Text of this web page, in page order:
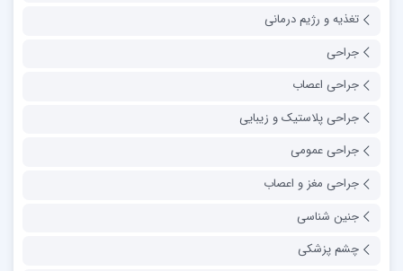
تغذیه و رژیم درمانی
جراحی
جراحی اعصاب
جراحی پلاستیک و زیبایی
جراحی عمومی
جراحی مغز و اعصاب
جنین شناسی
چشم پزشکی